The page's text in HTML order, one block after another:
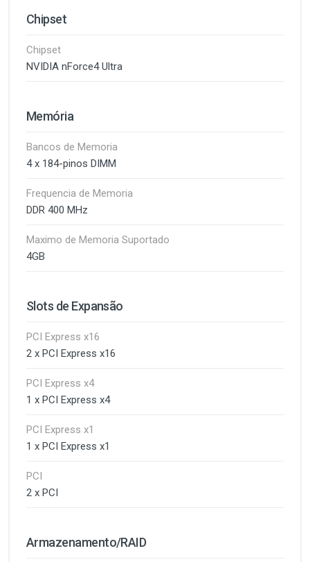
Chipset
Chipset
NVIDIA nForce4 Ultra
Memória
Bancos de Memoria
4 x 184-pinos DIMM
Frequencia de Memoria
DDR 400 MHz
Maximo de Memoria Suportado
4GB
Slots de Expansão
PCI Express x16
2 x PCI Express x16
PCI Express x4
1 x PCI Express x4
PCI Express x1
1 x PCI Express x1
PCI
2 x PCI
Armazenamento/RAID